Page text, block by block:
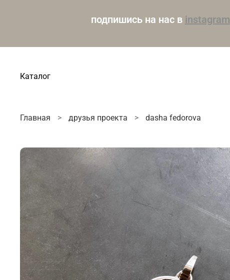
подпишись на нас в instagram
Каталог
Главная друзья проекта dasha fedorova